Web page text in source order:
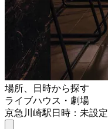
場所、日時から探す
ライブハウス・劇場
京急川崎駅日時：未設定